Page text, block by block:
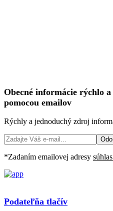
Obecné informácie rýchlo a
pomocou emailov
Rýchly a jednoduchý zdroj
*Zadaním emailovej adresy
Podateľňa tlačív